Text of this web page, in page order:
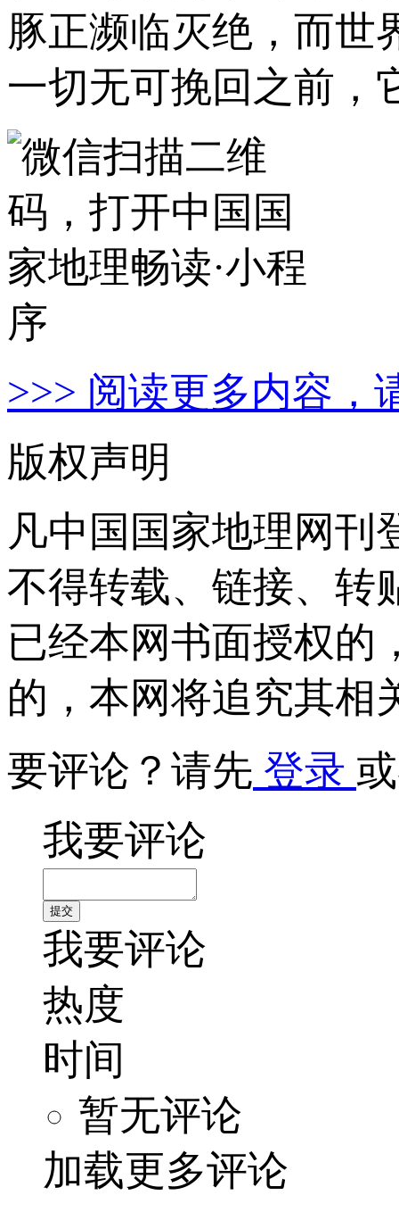
豚正濒临灭绝，而
一切无可挽回之前，
>>> 阅读更多内容，
版权声明
凡中国国家地理网刊
不得转载、链接、转
已经本网书面授权的
的，本网将追究其相
要评论？请先 登录
我要评论
我要评论
热度
时间
暂无评论
加载更多评论